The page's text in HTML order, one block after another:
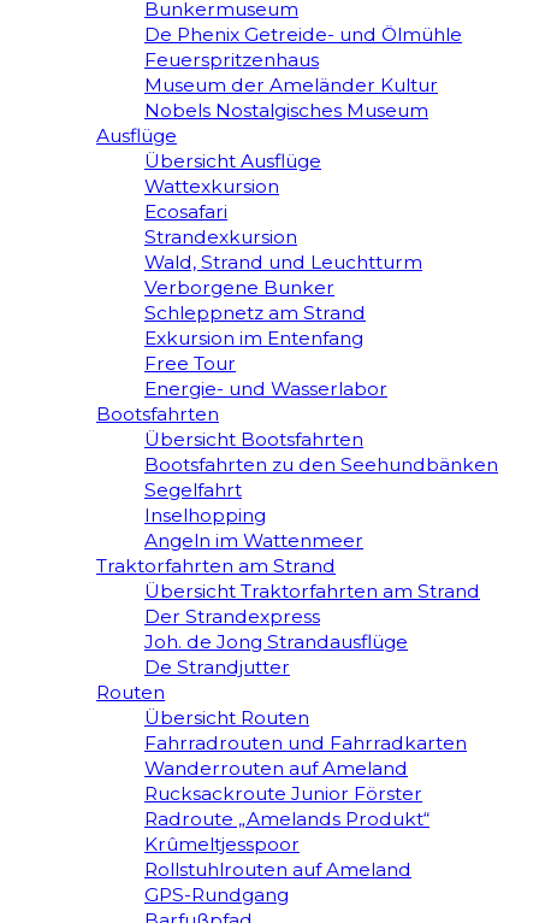
Bunkermuseum
De Phenix Getreide- und Ölmühle
Feuerspritzenhaus
Museum der Ameländer Kultur
Nobels Nostalgisches Museum
Ausflüge
Übersicht Ausflüge
Wattexkursion
Ecosafari
Strandexkursion
Wald, Strand und Leuchtturm
Verborgene Bunker
Schleppnetz am Strand
Exkursion im Entenfang
Free Tour
Energie- und Wasserlabor
Bootsfahrten
Übersicht Bootsfahrten
Bootsfahrten zu den Seehundbänken
Segelfahrt
Inselhopping
Angeln im Wattenmeer
Traktorfahrten am Strand
Übersicht Traktorfahrten am Strand
Der Strandexpress
Joh. de Jong Strandausflüge
De Strandjutter
Routen
Übersicht Routen
Fahrradrouten und Fahrradkarten
Wanderrouten auf Ameland
Rucksackroute Junior Förster
Radroute „Amelands Produkt“
Krûmeltjesspoor
Rollstuhlrouten auf Ameland
GPS-Rundgang